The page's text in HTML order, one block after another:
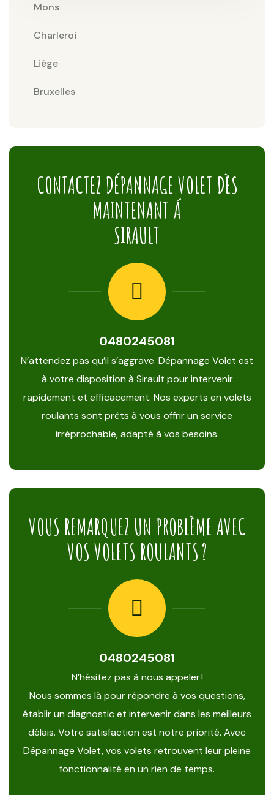
Mons
Charleroi
Liège
Bruxelles
CONTACTEZ DÉPANNAGE VOLET DÈS
MAINTENANT Á
SIRAULT
0480245081
N’attendez pas qu’il s’aggrave. Dépannage Volet est
à votre disposition à Sirault pour intervenir
rapidement et efficacement. Nos experts en volets
roulants sont prêts à vous offrir un service
irréprochable, adapté à vos besoins.
VOUS REMARQUEZ UN PROBLÈME AVEC
VOS VOLETS ROULANTS ?
0480245081
N’hésitez pas à nous appeler !
Nous sommes là pour répondre à vos questions,
établir un diagnostic et intervenir dans les meilleurs
délais. Votre satisfaction est notre priorité. Avec
Dépannage Volet, vos volets retrouvent leur pleine
fonctionnalité en un rien de temps.